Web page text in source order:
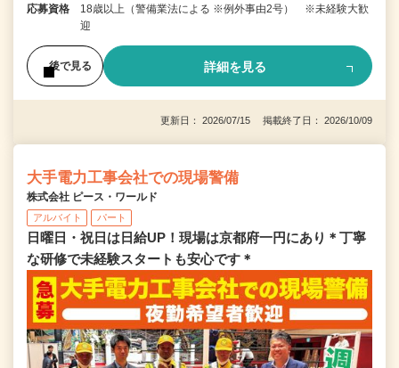
応募資格
18歳以上（警備業法による ※例外事由2号） ※未経験大歓
迎
後で見る 詳細を見る
更新日： 2026/07/15 掲載終了日： 2026/10/09
大手電力工事会社での現場警備
株式会社 ピース・ワールド
アルバイト パート
日曜日・祝日は日給UP！現場は京都府一円にあり＊丁寧
な研修で未経験スタートも安心です＊